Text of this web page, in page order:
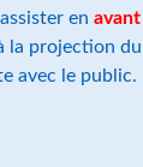
en
la projection
avec le public.